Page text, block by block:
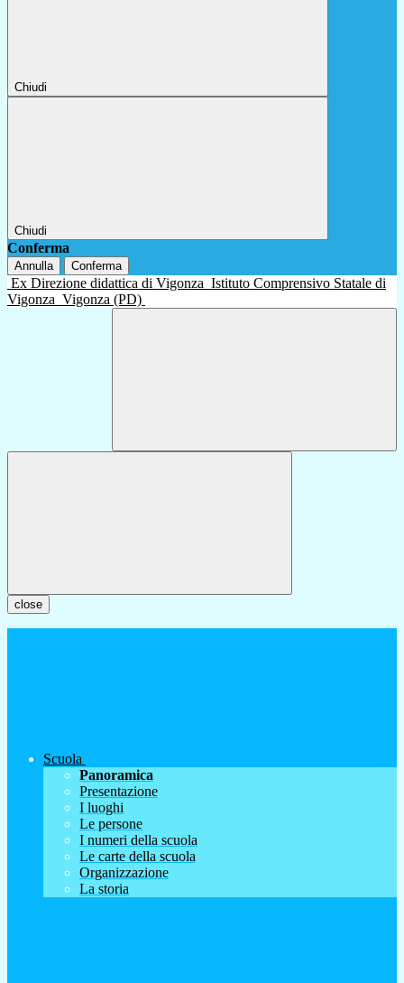
Chiudi
Chiudi
Conferma
Annulla Conferma
Ex Direzione didattica di Vigonza Istituto Comprensivo Statale di
Vigonza Vigonza (PD)
close
Scuola
Panoramica
Presentazione
I luoghi
Le persone
I numeri della scuola
Le carte della scuola
Organizzazione
La storia